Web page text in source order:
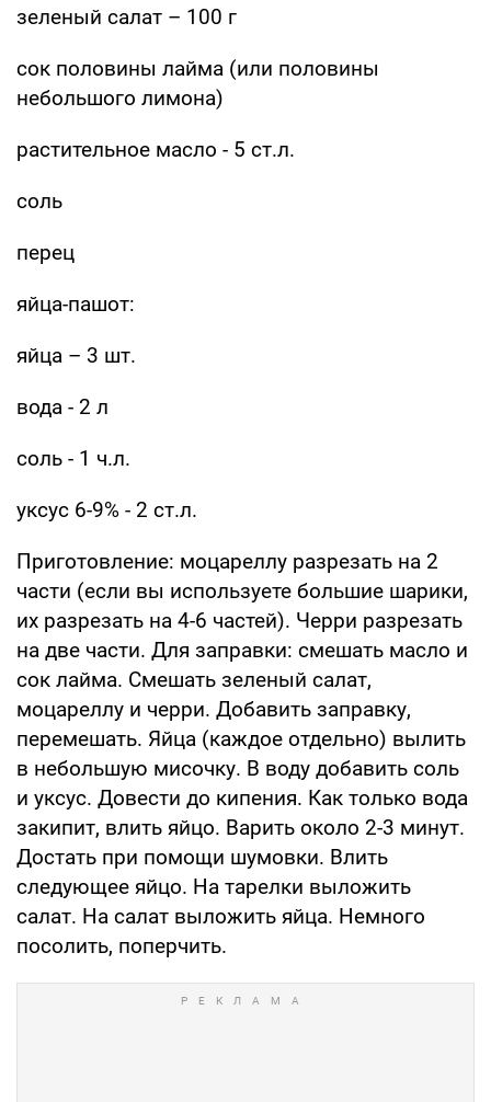
зеленый салат – 100 г
сок половины лайма (или половины
небольшого лимона)
растительное масло - 5 ст.л.
соль
перец
яйца-пашот:
яйца – 3 шт.
вода - 2 л
соль - 1 ч.л.
уксус 6-9% - 2 ст.л.
Приготовление: моцареллу разрезать на 2
части (если вы используете большие шарики,
их разрезать на 4-6 частей). Черри разрезать
на две части. Для заправки: смешать масло и
сок лайма. Смешать зеленый салат,
моцареллу и черри. Добавить заправку,
перемешать. Яйца (каждое отдельно) вылить
в небольшую мисочку. В воду добавить соль
и уксус. Довести до кипения. Как только вода
закипит, влить яйцо. Варить около 2-3 минут.
Достать при помощи шумовки. Влить
следующее яйцо. На тарелки выложить
салат. На салат выложить яйца. Немного
посолить, поперчить.